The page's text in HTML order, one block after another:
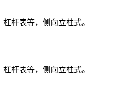
杆表等，侧向立柱式。
杆表等，侧向立柱式。